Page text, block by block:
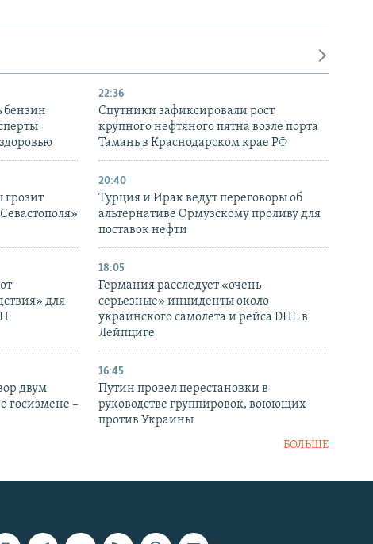
бензин
22:36
Спутники зафиксировали рост
крупного нефтяного пятна возле порта
Тамань в Краснодарском крае РФ
грозит
20:40
Турция и Ирак ведут переговоры об
альтернативе Ормузскому проливу для
поставок нефти
для
18:05
Германия расследует «очень
серьезные» инциденты около
украинского самолета и рейса DHL в
Лейпциге
двум
госизмене –
16:45
Путин провел перестановки в
руководстве группировок, воюющих
против Украины
БОЛЬШЕ